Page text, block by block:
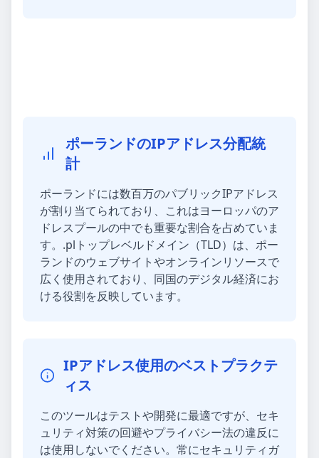
ポーランドのIPアドレス分配統
計
ポーランドには数百万のパブリックIPアドレス
が割り当てられており、これはヨーロッパのア
ドレスプールの中でも重要な割合を占めていま
す。.plトップレベルドメイン（TLD）は、ポー
ランドのウェブサイトやオンラインリソースで
広く使用されており、同国のデジタル経済にお
ける役割を反映しています。
IPアドレス使用のベストプラクテ
ィス
このツールはテストや開発に最適ですが、セキ
ュリティ対策の回避やプライバシー法の違反に
は使用しないでください。常にセキュリティガ